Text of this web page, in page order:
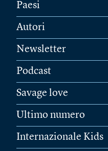
Paesi
Autori
Newsletter
Podcast
Savage love
Ultimo numero
Internazionale Kids